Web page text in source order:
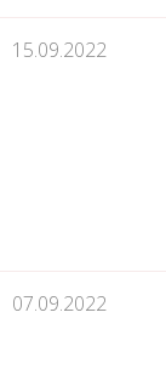
15.09.2022
07.09.2022